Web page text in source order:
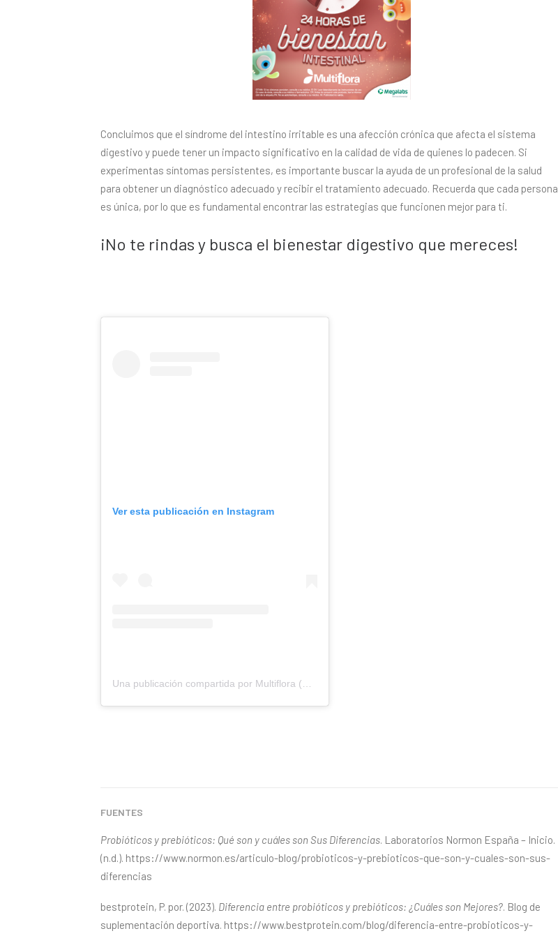
Concluimos que el síndrome del intestino irritable es una afección crónica que afecta el sistema
digestivo y puede tener un impacto significativo en la calidad de vida de quienes lo padecen. Si
experimentas síntomas persistentes, es importante buscar la ayuda de un profesional de la salud
para obtener un diagnóstico adecuado y recibir el tratamiento adecuado. Recuerda que cada persona
es única, por lo que es fundamental encontrar las estrategias que funcionen mejor para ti.
¡No te rindas y busca el bienestar digestivo que mereces!
Ver esta publicación en Instagram
FUENTES
Probióticos y prebióticos: Qué son y cuáles son Sus Diferencias. Laboratorios Normon España – Inicio.
(n.d.). https://www.normon.es/articulo-blog/probioticos-y-prebioticos-que-son-y-cuales-son-sus-
diferencias
bestprotein, P. por. (2023). Diferencia entre probióticos y prebióticos: ¿Cuáles son Mejores?. Blog de
suplementación deportiva. https://www.bestprotein.com/blog/diferencia-entre-probioticos-y-